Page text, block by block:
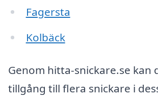
Fagersta
Kolbäck
Genom hitta-snickare.se kan
tillgång till flera snickare i